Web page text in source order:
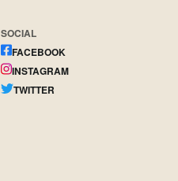
SOCIAL
FACEBOOK
INSTAGRAM
TWITTER